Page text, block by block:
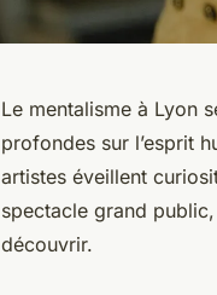
Le mentalisme à Lyon
profondes sur l’esprit
artistes éveillent
spectacle grand
découvrir.